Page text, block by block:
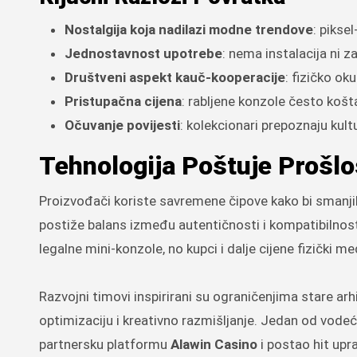
Nostalgija koja nadilazi modne trendove:
Jednostavnost upotrebe: nema instalacija ni
Društveni aspekt kauč-kooperacije: fizičko
Pristupačna cijena: rabljene konzole često
Očuvanje povijesti: kolekcionari prepoznaju
Tehnologija Poštuje
Proizvođači koriste savremene čipove kako bi
postiže balans između autentičnosti i
legalne mini-konzole, no kupci i dalje cijene fizički
Razvojni timovi inspirirani su ograničenjima stare
optimizaciju i kreativno razmišljanje. Jedan od
partnersku platformu Alawin Casino i postao hit